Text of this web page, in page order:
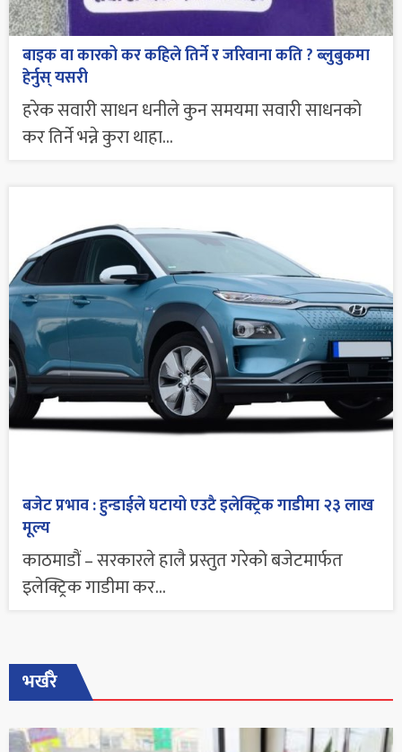
बाइक वा कारको कर कहिले तिर्ने र जरिवाना कति ? ब्लुबुकमा
हेर्नुस् यसरी
हरेक सवारी साधन धनीले कुन समयमा सवारी साधनको
कर तिर्ने भन्ने कुरा थाहा...
बजेट प्रभाव : हुन्डाईले घटायो एउटै इलेक्ट्रिक गाडीमा २३ लाख
मूल्य
काठमाडौं – सरकारले हालै प्रस्तुत गरेको बजेटमार्फत
इलेक्ट्रिक गाडीमा कर...
भर्खरै